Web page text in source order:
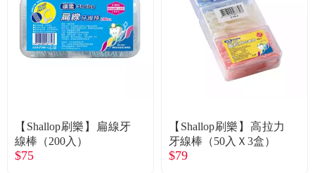
【Shallop刷樂】扁線牙
線棒（200入）
$75
【Shallop刷樂】高拉力
牙線棒（50入Ｘ3盒）
$79